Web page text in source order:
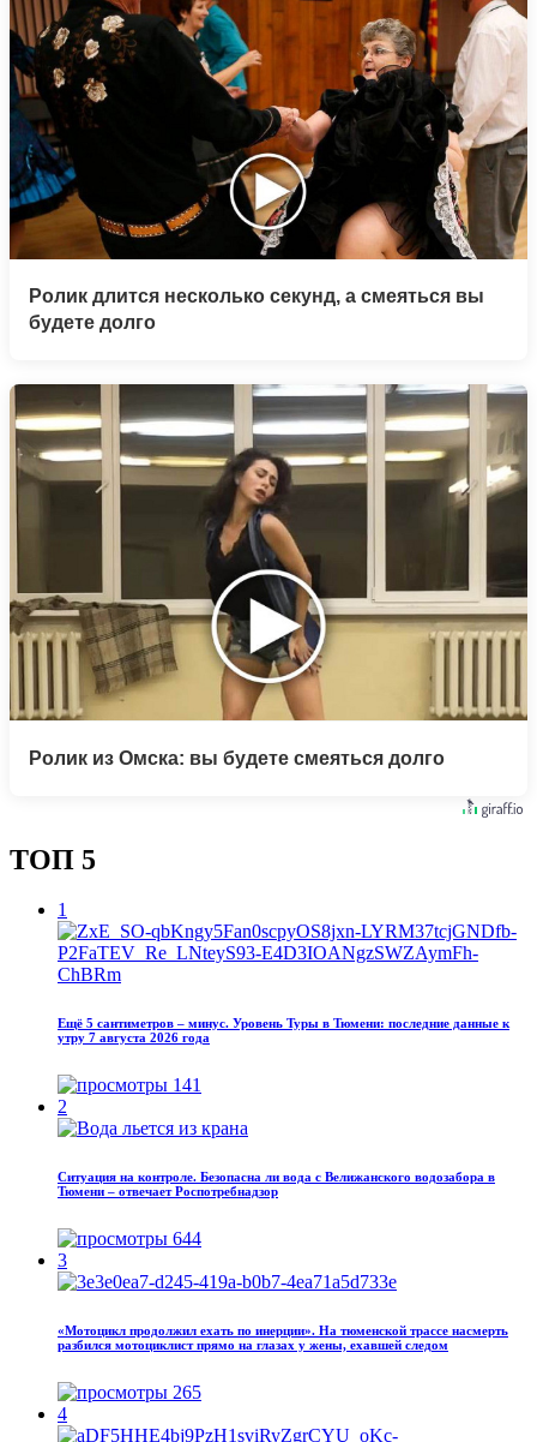
Ролик длится несколько секунд, а смеяться вы
будете долго
Ролик из Омска: вы будете смеяться долго
ТОП 5
1
Ещё 5 сантиметров – минус. Уровень Туры в Тюмени: последние данные к
утру 7 августа 2026 года
141
2
Ситуация на контроле. Безопасна ли вода с Велижанского водозабора в
Тюмени – отвечает Роспотребнадзор
644
3
«Мотоцикл продолжил ехать по инерции». На тюменской трассе насмерть
разбился мотоциклист прямо на глазах у жены, ехавшей следом
265
4